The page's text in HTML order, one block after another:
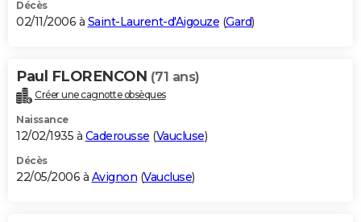
Décès
02/11/2006 à Saint-Laurent-d'Aigouze (Gard)
Paul FLORENCON (71 ans)
Créer une cagnotte obsèques
Naissance
12/02/1935 à Caderousse (Vaucluse)
Décès
22/05/2006 à Avignon (Vaucluse)